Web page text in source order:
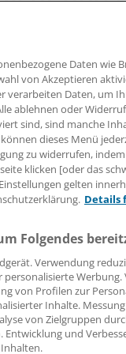
beim Umgang mit
ärztliche
Daten wie
von Akzeptieren
verarbeiten Daten, um
ablehnen oder
sind, sind manche
dieses Menü
zu widerrufen, indem
klicken [oder das
gelten
Details
Folgendes
Verwendung
von Profilen zur
Inhalte.
von Zielgruppen
und